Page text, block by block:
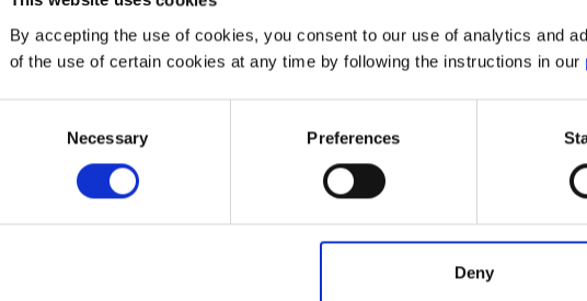
By accepting the use of cookies, you consent to our use of analytics and
of the use of certain cookies at any time by following the instructions in our
Necessary Preferences
Deny
Ihre Veranstaltung noch
können?
uns, die Hauptveranstaltung auf der Haupt-Live-Bühne abzuhalten
der Veranstaltung zu hosten.
Das macht das Event-Erlebnis viel tiefgründiger und fördert die